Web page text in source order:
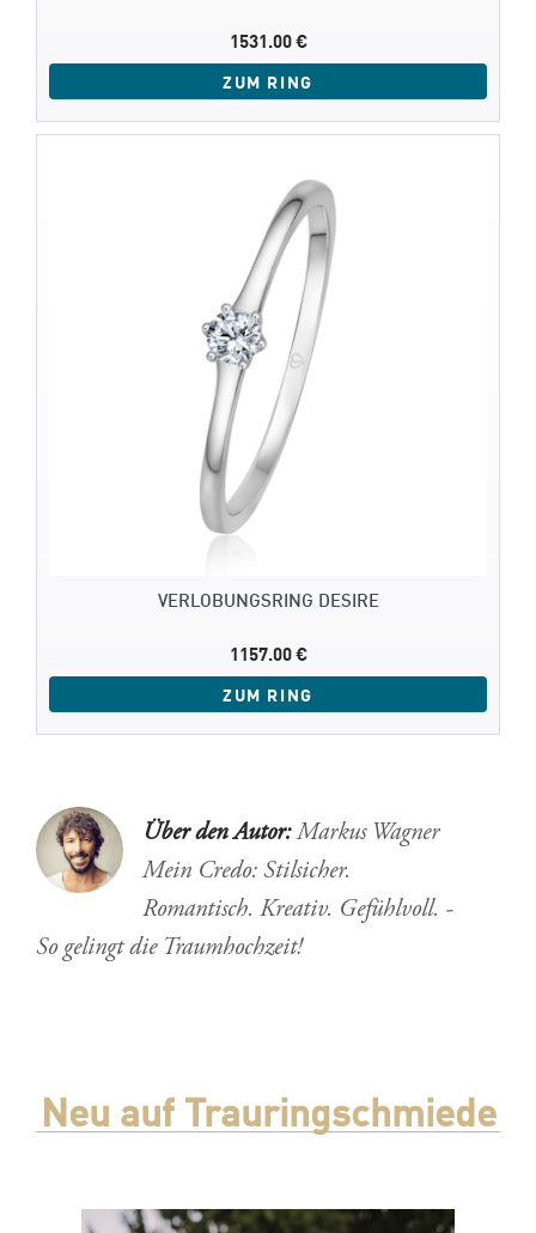
1531.00 €
ZUM RING
VERLOBUNGSRING DESIRE
1157.00 €
ZUM RING
Über den Autor:Markus Wagner
Mein Credo: Stilsicher.
Romantisch. Kreativ. Gefühlvoll. -
So gelingt die Traumhochzeit!
Neu auf Trauringschmiede